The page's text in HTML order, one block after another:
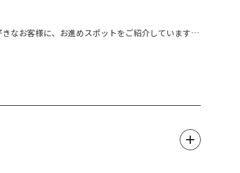
なお客様に、お進めスポットをご紹介しています。
す。